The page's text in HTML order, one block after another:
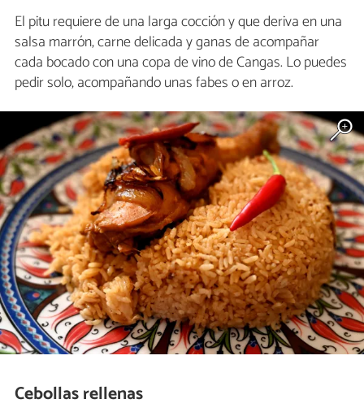
El pitu requiere de una larga cocción y que deriva en una
salsa marrón, carne delicada y ganas de acompañar
cada bocado con una copa de vino de Cangas. Lo puedes
pedir solo, acompañando unas fabes o en arroz.
Cebollas rellenas